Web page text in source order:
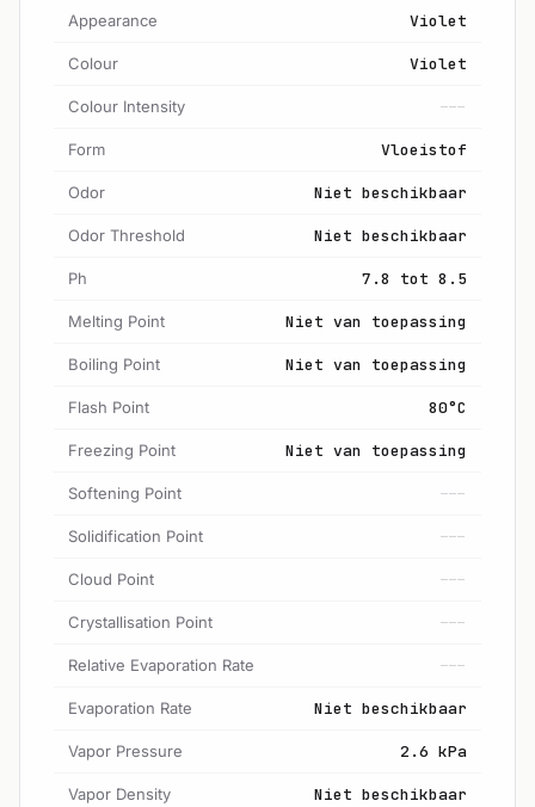
Appearance Violet
Colour Violet
Colour Intensity ---
Form Vloeistof
Odor Niet beschikbaar
Odor Threshold Niet beschikbaar
Ph 7.8 tot 8.5
Melting Point Niet van toepassing
Boiling Point Niet van toepassing
Flash Point 80°C
Freezing Point Niet van toepassing
Softening Point ---
Solidification Point ---
Cloud Point ---
Crystallisation Point ---
Relative Evaporation Rate ---
Evaporation Rate Niet beschikbaar
Vapor Pressure 2.6 kPa
Vapor Density Niet beschikbaar